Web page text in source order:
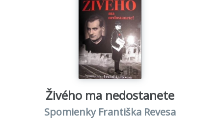
Živého ma nedostanete
Spomienky Františka Revesa